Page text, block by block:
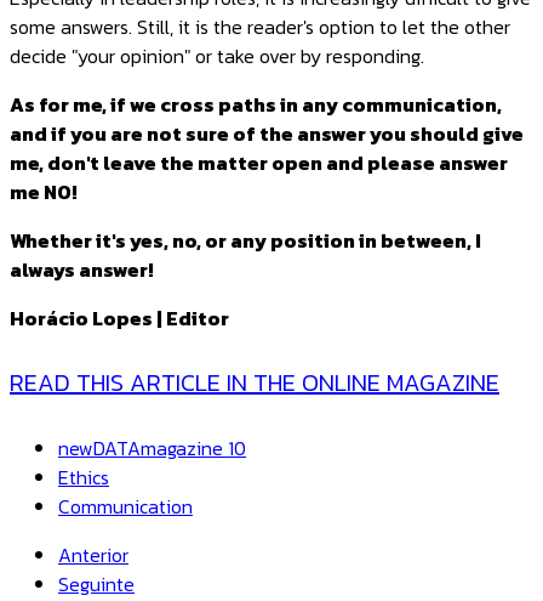
some answers. Still, it is the reader's option to let the other
decide "your opinion" or take over by responding.
As for me, if we cross paths in any communication,
and if you are not sure of the answer you should give
me, don't leave the matter open and please answer
me NO!
Whether it's yes, no, or any position in between, I
always answer!
Horácio Lopes | Editor
READ THIS ARTICLE IN THE ONLINE MAGAZINE
newDATAmagazine 10
Ethics
Communication
Anterior
Seguinte